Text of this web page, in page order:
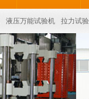
液压万能试验机 拉力试